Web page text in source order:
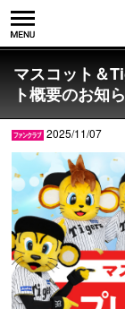
マスコット＆
ト概要のお知
2025/11/07